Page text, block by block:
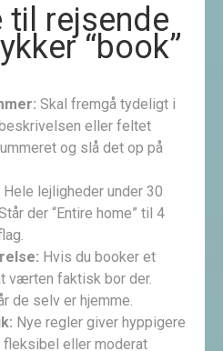
til rejsende
“book”
Skal fremgå tydeligt i
eller feltet
og slå det op på
Hele lejligheder under 30
der “Entire home” til 4
Hvis du booker et
faktisk bor der.
de selv er hjemme.
Nye regler giver hyppigere
fleksibel eller moderat